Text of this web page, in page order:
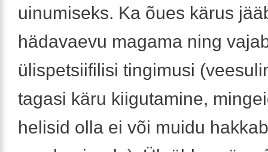
uinumiseks. Ka õues kärus
hädavaevu magama ning
ülispetsiifilisi tingimusi
tagasi käru kiigutamine,
helisid olla ei või muidu